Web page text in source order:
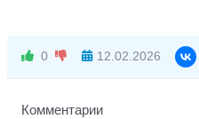
0 12.02.2026
Комментарии